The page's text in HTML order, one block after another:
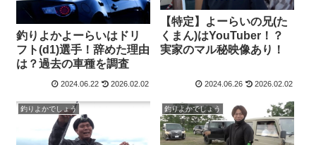
釣りよかよーらいはドリ
フト(d1)選手！辞めた理由
は？過去の車種を調査
2024.06.22 2026.02.02
【特定】よーらいの兄(た
くまん)はYouTuber！？
実家のマル秘映像あり！
2024.06.26 2026.02.02
釣りよかでしょう 釣りよかでしょう